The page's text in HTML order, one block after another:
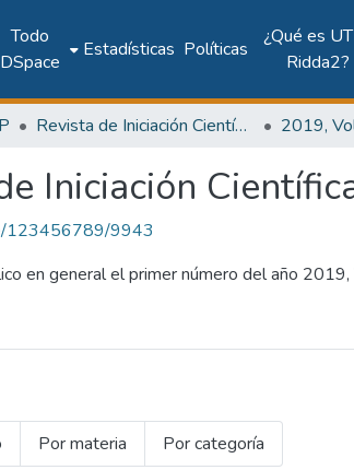
Todo
DSpace
Estadísticas Políticas
¿Qué es
Ridda2?
Revista de Iniciación Científica
Iniciación
123456789/9943
en general el primer número del año
Por materia Por categoría